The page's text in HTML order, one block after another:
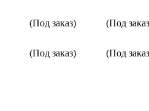
(Под заказ) (Под
(Под заказ) (Под